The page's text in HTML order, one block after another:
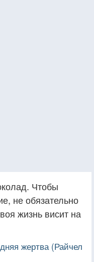
Чтобы
не обязательно
жизнь висит на
жертва (Райчел